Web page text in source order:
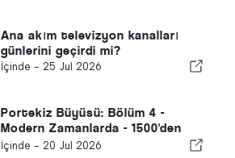
Ana akım televizyon kanalları
günlerini geçirdi mi?
İçinde - 25 Jul 2026
Portekiz Büyüsü: Bölüm 4 -
Modern Zamanlarda - 1500'den
Günümüze
İçinde - 20 Jul 2026